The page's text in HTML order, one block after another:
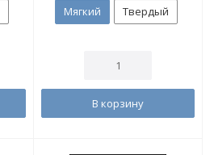
Мягкий Твердый
В корзину